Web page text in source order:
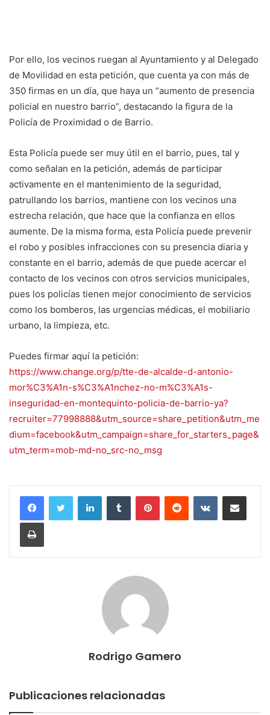
Por ello, los vecinos ruegan al Ayuntamiento y al Delegado
de Movilidad en esta petición, que cuenta ya con más de
350 firmas en un día, que haya un “aumento de presencia
policial en nuestro barrio”, destacando la figura de la
Policía de Proximidad o de Barrio.
Esta Policía puede ser muy útil en el barrio, pues, tal y
como señalan en la petición, además de participar
activamente en el mantenimiento de la seguridad,
patrullando los barrios, mantiene con los vecinos una
estrecha relación, que hace que la confianza en ellos
aumente. De la misma forma, esta Policía puede prevenir
el robo y posibles infracciones con su presencia diaria y
constante en el barrio, además de que puede acercar el
contacto de los vecinos con otros servicios municipales,
pues los policías tienen mejor conocimiento de servicios
como los bomberos, las urgencias médicas, el mobiliario
urbano, la limpieza, etc.
Puedes firmar aquí la petición:
https://www.change.org/p/tte-de-alcalde-d-antonio-
mor%C3%A1n-s%C3%A1nchez-no-m%C3%A1s-
inseguridad-en-montequinto-policia-de-barrio-ya?
recruiter=77998888&utm_source=share_petition&utm_me
dium=facebook&utm_campaign=share_for_starters_page&
utm_term=mob-md-no_src-no_msg
Rodrigo Gamero
Publicaciones relacionadas